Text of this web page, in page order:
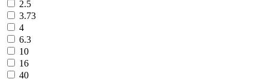
2.5
3.73
4
6.3
10
16
40